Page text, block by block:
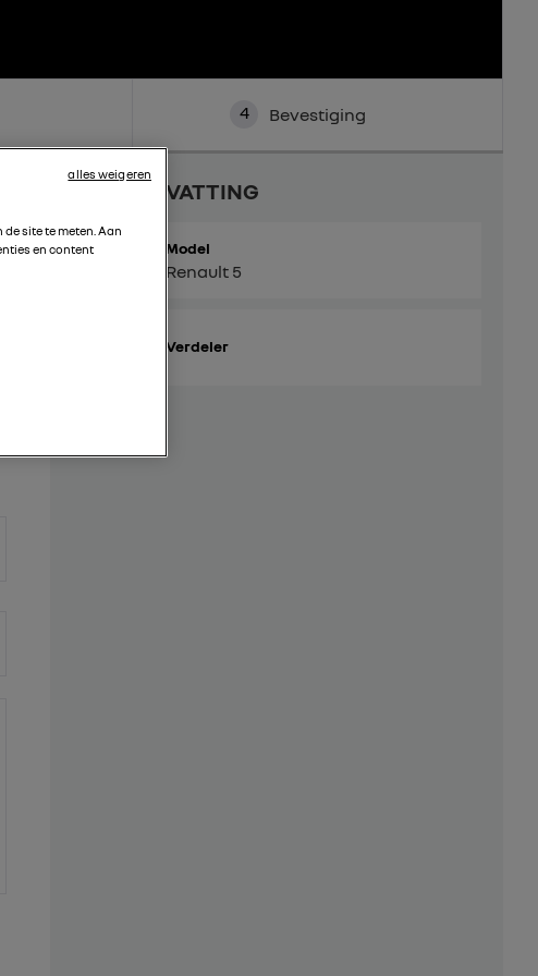
4 Bevestiging
SAMENVATTING
Model
Renault 5
Verdeler
site te meten. Aan
en content
alles weigeren